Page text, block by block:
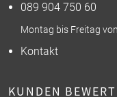
089 904 750 60
Montag bis Freitag
Kontakt
KUNDEN